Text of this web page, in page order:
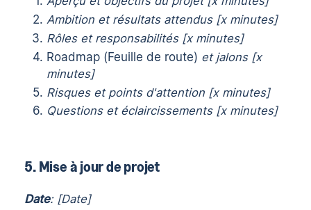
Ambition et résultats attendus [x minutes]
Rôles et responsabilités [x minutes]
Roadmap (Feuille de route) et jalons [x
minutes]
Risques et points d'attention [x minutes]
Questions et éclaircissements [x minutes]
5. Mise à jour de projet
Date: [Date]